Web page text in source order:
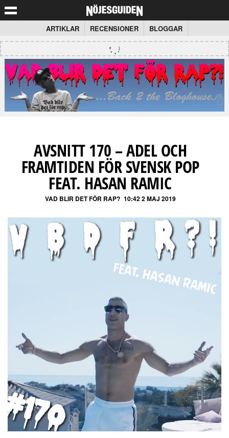
ARTIKLAR RECENSIONER BLOGGAR
AVSNITT 170 – ADEL OCH
FRAMTIDEN FÖR SVENSK POP
FEAT. HASAN RAMIC
VAD BLIR DET FÖR RAP? 10:42 2 MAJ 2019